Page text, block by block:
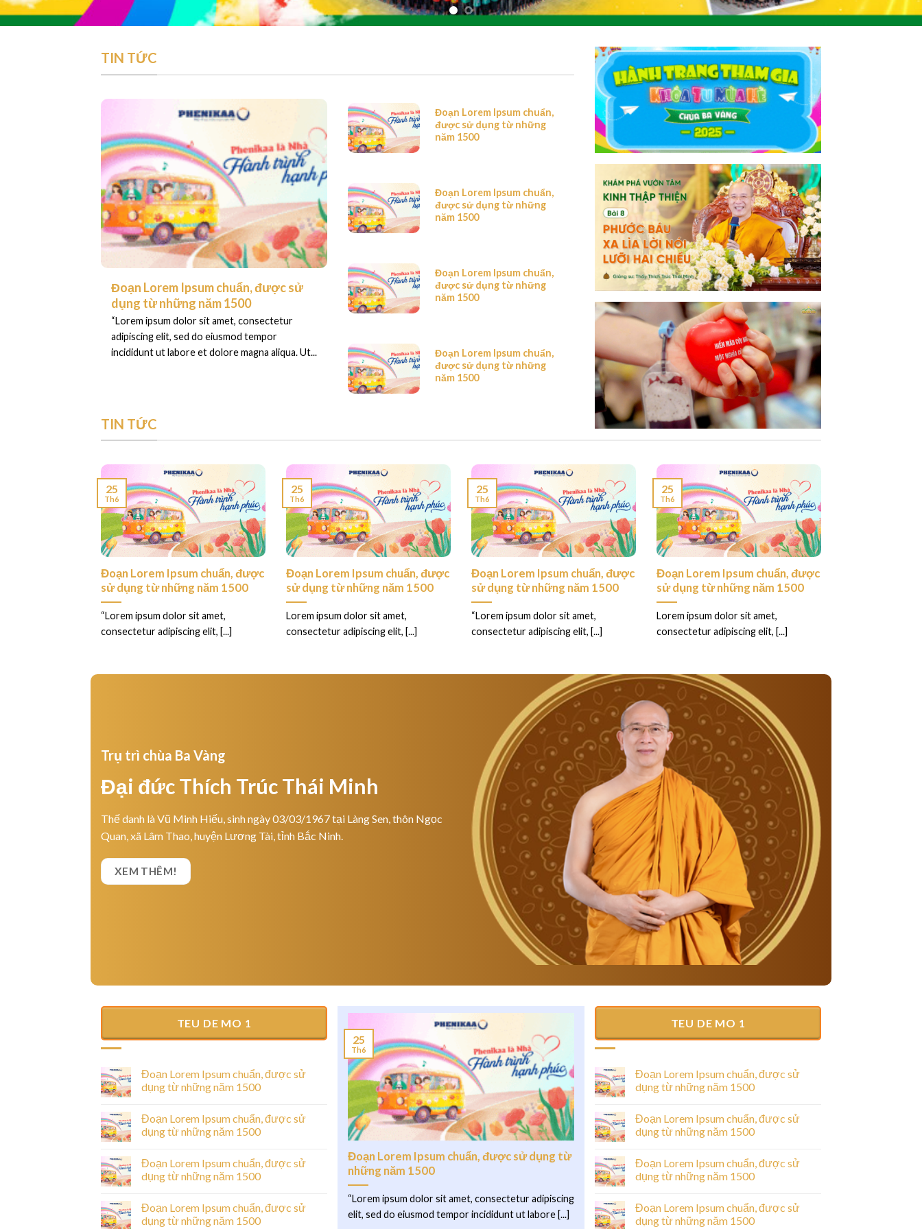
TIN TỨC
Đoạn Lorem Ipsum chuẩn, được sử
dụng từ những năm 1500
“Lorem ipsum dolor sit amet, consectetur
adipiscing elit, sed do eiusmod tempor
incididunt ut labore et dolore magna aliqua. Ut...
Đoạn Lorem Ipsum chuẩn,
được sử dụng từ những
năm 1500
Đoạn Lorem Ipsum chuẩn,
được sử dụng từ những
năm 1500
Đoạn Lorem Ipsum chuẩn,
được sử dụng từ những
năm 1500
Đoạn Lorem Ipsum chuẩn,
được sử dụng từ những
năm 1500
TIN TỨC
Đoạn Lorem Ipsum chuẩn, được
sử dụng từ những năm 1500
“Lorem ipsum dolor sit amet,
consectetur adipiscing elit, [...]
25
Th6
Đoạn Lorem Ipsum chuẩn, được
sử dụng từ những năm 1500
Lorem ipsum dolor sit amet,
consectetur adipiscing elit, [...]
25
Th6
Đoạn Lorem Ipsum chuẩn, được
sử dụng từ những năm 1500
“Lorem ipsum dolor sit amet,
consectetur adipiscing elit, [...]
25
Th6
Đoạn Lorem Ipsum chuẩn, được
sử dụng từ những năm 1500
Lorem ipsum dolor sit amet,
consectetur adipiscing elit, [...]
25
Th6
Trụ trì chùa Ba Vàng
Đại đức Thích Trúc Thái Minh
Thế danh là Vũ Minh Hiếu, sinh ngày 03/03/1967 tại Làng Sen, thôn Ngọc
Quan, xã Lâm Thao, huyện Lương Tài, tỉnh Bắc Ninh.
XEM THÊM!
TEU DE MO 1
Đoạn Lorem Ipsum chuẩn, được sử
dụng từ những năm 1500
Đoạn Lorem Ipsum chuẩn, được sử
dụng từ những năm 1500
Đoạn Lorem Ipsum chuẩn, được sử
dụng từ những năm 1500
Đoạn Lorem Ipsum chuẩn, được sử
dụng từ những năm 1500
Đoạn Lorem Ipsum chuẩn, được sử dụng từ
những năm 1500
“Lorem ipsum dolor sit amet, consectetur adipiscing
elit, sed do eiusmod tempor incididunt ut labore [...]
25
Th6
Welcome to WordPress. This is your first post.
Edit or delete it, then start writing!
TEU DE MO 1
Đoạn Lorem Ipsum chuẩn, được sử
dụng từ những năm 1500
Đoạn Lorem Ipsum chuẩn, được sử
dụng từ những năm 1500
Đoạn Lorem Ipsum chuẩn, được sử
dụng từ những năm 1500
Đoạn Lorem Ipsum chuẩn, được sử
dụng từ những năm 1500